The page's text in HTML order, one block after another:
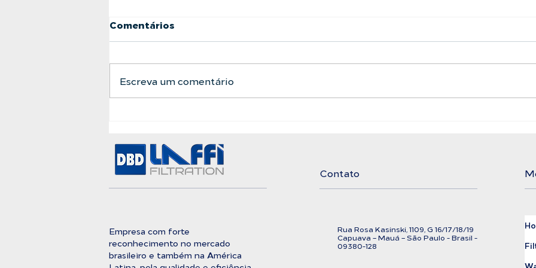
Pureza Absoluta
Comentários
Escreva um comentário
Empresa com forte
reconhecimento no mercado
brasileiro e também na América
Contato
Rua Rosa Kasinski, 1109, G 16/17/18/19
Capuava – Mauá – São Paulo - Brasil -
09380-128